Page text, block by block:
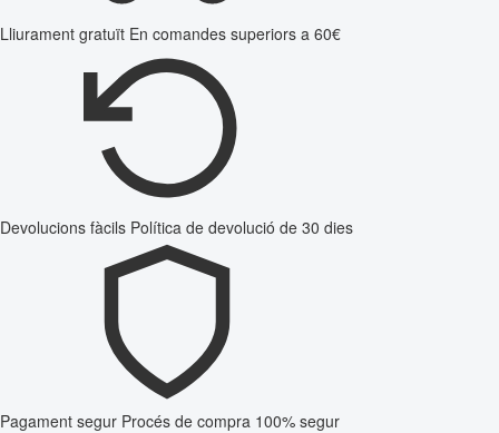
Lliurament gratuït En comandes superiors a 60€
Devolucions fàcils Política de devolució de 30 dies
Pagament segur Procés de compra 100% segur